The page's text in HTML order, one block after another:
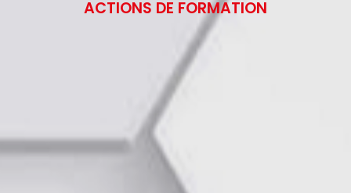
ACTIONS DE FORMATION